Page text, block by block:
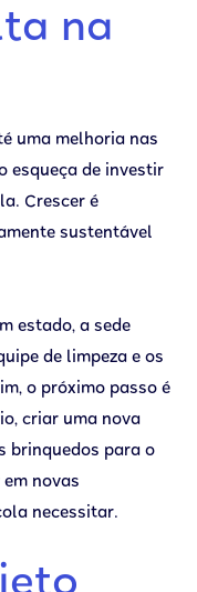
na
uma melhoria nas
esqueça de investir
Crescer é
sustentável
estado, a sede
de limpeza e os
o próximo passo é
criar uma nova
brinquedos para o
novas
necessitar.